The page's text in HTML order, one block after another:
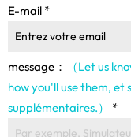
E-mail *
message： （Let us
how you'll use them, et
supplémentaires.）
*